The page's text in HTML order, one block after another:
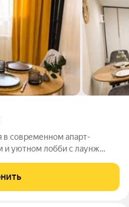
в современном апарт-
и уютном лобби с лаунж
- стабильный доход